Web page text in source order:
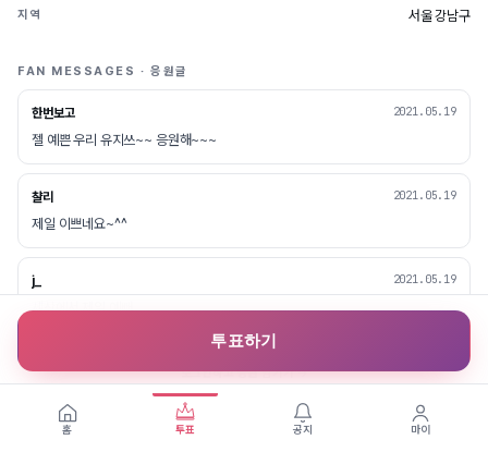
지역 서울 강남구
FAN MESSAGES · 응원글
한번보고 2021.05.19
젤 예쁜 우리 유지쓰~~ 응원해~~~
챨리 2021.05.19
제일 이쁘네요~^^
j_ 2021.05.19
세상에서 제일 예뻐.
로그인하고 응원 남기기 →
투표하기
홈 투표 공지 마이